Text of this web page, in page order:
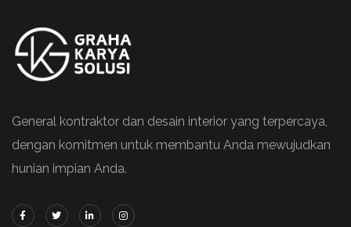
General kontraktor dan desain interior yang terpercaya,
dengan komitmen untuk membantu Anda mewujudkan
hunian impian Anda.